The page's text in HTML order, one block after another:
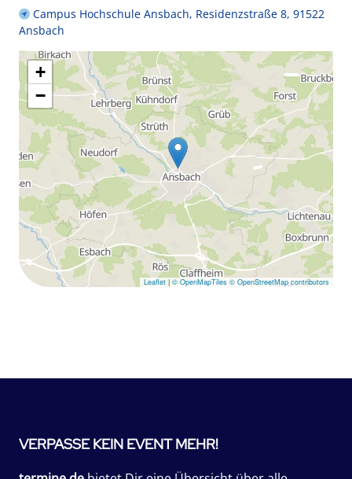
Campus Hochschule Ansbach, Residenzstraße 8, 91522
Ansbach
+
−
Leaflet | © OpenMapTiles © OpenStreetMap contributors
VERPASSE KEIN EVENT MEHR!